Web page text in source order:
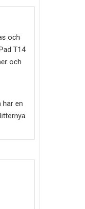
och
T14
och
har en